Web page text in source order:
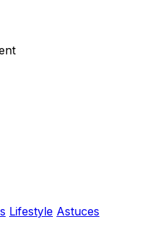
Lifestyle Astuces